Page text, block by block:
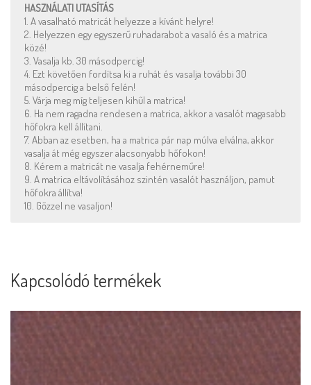
HASZNÁLATI UTASÍTÁS
1. A vasalható matricát helyezze a kívánt helyre!
2. Helyezzen egy egyszerű ruhadarabot a vasaló és a matrica
közé!
3. Vasalja kb. 30 másodpercig!
4. Ezt követően fordítsa ki a ruhát és vasalja további 30
másodpercig a belső felén!
5. Várja meg míg teljesen kihűl a matrica!
6. Ha nem ragadna rendesen a matrica, akkor a vasalót magasabb
hőfokra kell állítani.
7. Abban az esetben, ha a matrica pár nap múlva elválna, akkor
vasalja át még egyszer alacsonyabb hőfokon!
8. Kérem a matricát ne vasalja fehérneműre!
9. A matrica eltávolításához szintén vasalót használjon, pamut
hőfokra állítva!
10. Gőzzel ne vasaljon!
Kapcsolódó termékek